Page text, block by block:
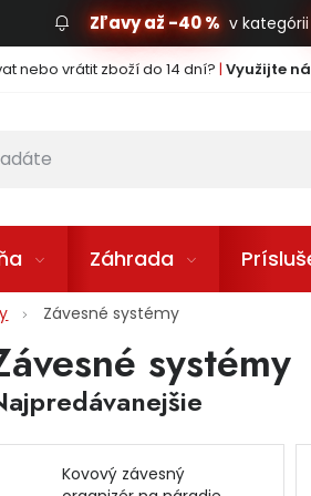
Zľavy až -40 % v kategórii
nebo vrátit zboží do 14 dní? | Využijte
Záhrada
Závesné systémy
systémy
Kovový závesný